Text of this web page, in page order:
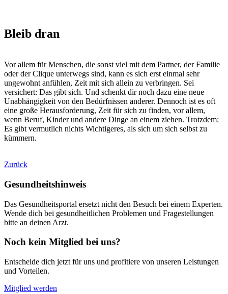
Bleib dran
Vor allem für Menschen, die sonst viel mit dem Partner, der Familie
oder der Clique unterwegs sind, kann es sich erst einmal sehr
ungewohnt anfühlen, Zeit mit sich allein zu verbringen. Sei
versichert: Das gibt sich. Und schenkt dir noch dazu eine neue
Unabhängigkeit von den Bedürfnissen anderer. Dennoch ist es oft
eine große Herausforderung, Zeit für sich zu finden, vor allem,
wenn Beruf, Kinder und andere Dinge an einem ziehen. Trotzdem:
Es gibt vermutlich nichts Wichtigeres, als sich um sich selbst zu
kümmern.
Zurück
Gesundheitshinweis
Das Gesundheitsportal ersetzt nicht den Besuch bei einem Experten.
Wende dich bei gesundheitlichen Problemen und Fragestellungen
bitte an deinen Arzt.
Noch kein Mitglied bei uns?
Entscheide dich jetzt für uns und profitiere von unseren Leistungen
und Vorteilen.
Mitglied werden